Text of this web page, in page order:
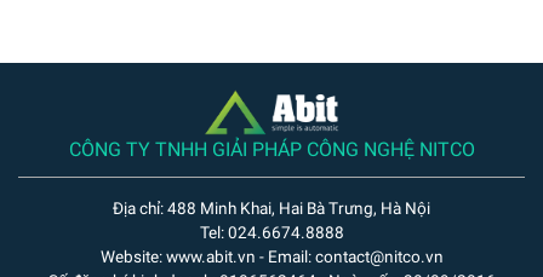
CÔNG TY TNHH GIẢI PHÁP CÔNG NGHỆ NITCO
Địa chỉ: 488 Minh Khai, Hai Bà Trưng, Hà Nội
Tel: 024.6674.8888
Website: www.abit.vn - Email: contact@nitco.vn